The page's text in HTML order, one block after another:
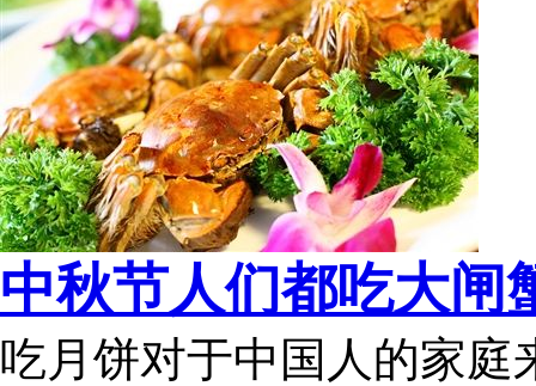
中秋节人们都吃大闸
吃月饼对于中国人的家庭